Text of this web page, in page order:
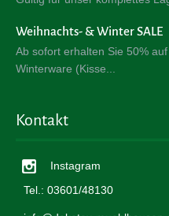
Weihnachts- & Winter SALE
Ab sofort erhalten Sie 50%
Winterware (Kisse
Kontakt
Instagram
Tel.: 03601/48130